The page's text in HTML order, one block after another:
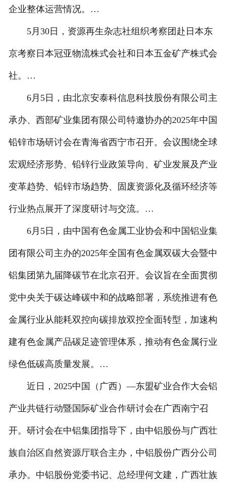
企业整体运营情况。…
5月30日，资源再生杂志社组织考察团赴日本东
京考察日本冠亚物流株式会社和日本五金矿产株式会
社。…
6月5日，由北京安泰科信息科技股份有限公司主
承办、西部矿业集团有限公司特邀协办的2025年中国
铅锌市场研讨会在青海省西宁市召开。会议围绕全球
宏观经济形势、铅锌行业政策导向、矿业发展及产业
变革趋势、铅锌市场趋势、固废资源化及循环经济等
行业热点展开了深度研讨与交流。…
6月5日，由中国有色金属工业协会和中国铝业集
团有限公司主办的2025年全国有色金属双碳大会暨中
铝集团第九届降碳节在北京召开。会议旨在全面贯彻
党中央关于碳达峰碳中和的战略部署，系统推进有色
金属行业从能耗双控向碳排放双控全面转型，加速构
建有色金属产品碳足迹管理体系，推动有色金属行业
绿色低碳高质量发展。…
近日，2025中国（广西）—东盟矿业合作大会铝
产业共链行动暨国际矿业合作研讨会在广西南宁召
开。研讨会在中铝集团指导下，由中铝股份与广西壮
族自治区自然资源厅联合主办，中铝股份广西分公司
承办。中铝股份党委书记、总经理何文建，广西壮族